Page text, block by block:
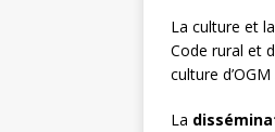
La culture et
Code rural et
culture
La